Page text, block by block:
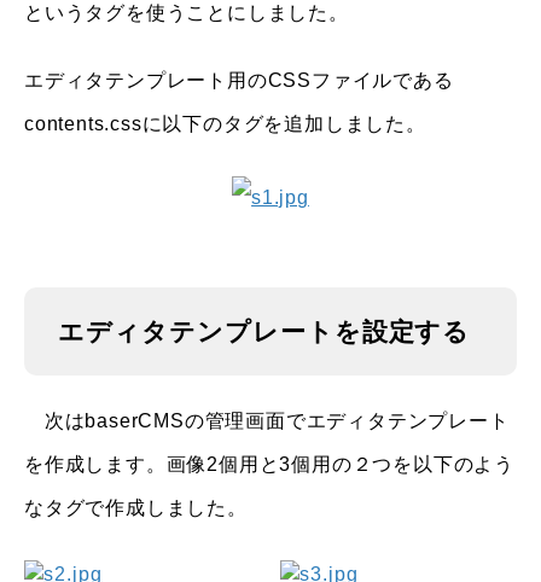
というタグを使うことにしました。
エディタテンプレート用のCSSファイルである
contents.cssに以下のタグを追加しました。
エディタテンプレートを設定する
次はbaserCMSの管理画面でエディタテンプレート
を作成します。画像2個用と3個用の２つを以下のよう
なタグで作成しました。